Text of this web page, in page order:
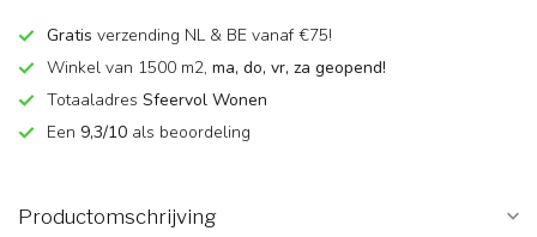
Gratis verzending NL & BE vanaf €75!
Winkel van 1500 m2, ma, do, vr, za geopend!
Totaaladres Sfeervol Wonen
Een 9,3/10 als beoordeling
Productomschrijving